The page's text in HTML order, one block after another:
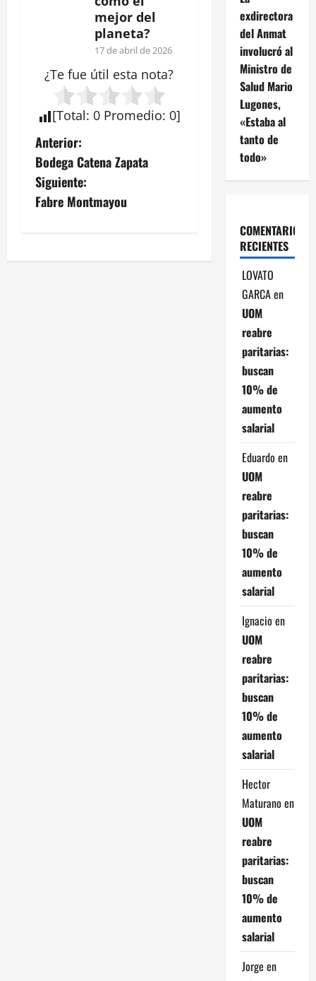
mejor del
planeta?
17 de abril de 2026
¿Te fue útil esta nota?
[Total: 0 Promedio: 0]
N
a
v
g
Anterior:
Bodega Catena Zapata
Siguiente:
Fabre Montmayou
exdirectora
del Anmat
involucró al
Ministro de
Salud Mario
Lugones,
«Estaba al
tanto de
todo»
COMENTARIOS
RECIENTES
LOVATO
GARCAen
UOM
reabre
paritarias:
buscan
10% de
aumento
salarial
Eduardo en
UOM
reabre
paritarias:
buscan
10% de
aumento
salarial
Ignacio en
UOM
reabre
paritarias:
buscan
10% de
aumento
salarial
Hector
Maturano en
UOM
reabre
paritarias:
buscan
10% de
aumento
salarial
Jorge en